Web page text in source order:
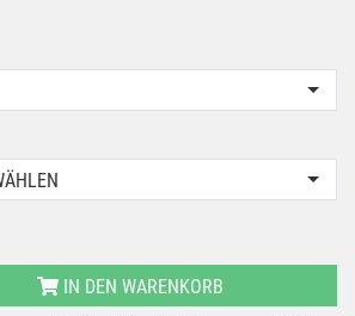
IN DEN WARENKORB